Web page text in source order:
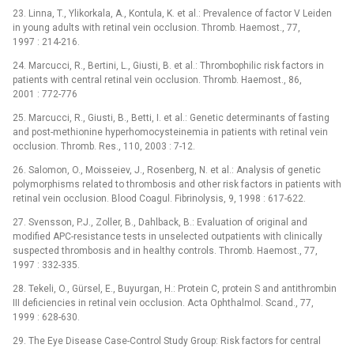
23. Linna, T., Ylikorkala, A., Kontula, K. et al.: Prevalence of factor V Leiden
in young adults with retinal vein occlusion. Thromb. Haemost., 77,
1997 : 214-216.
24. Marcucci, R., Bertini, L., Giusti, B. et al.: Thrombophilic risk factors in
patients with central retinal vein occlusion. Thromb. Haemost., 86,
2001 : 772-776
25. Marcucci, R., Giusti, B., Betti, I. et al.: Genetic determinants of fasting
and post-methionine hyperhomocysteinemia in patients with retinal vein
occlusion. Thromb. Res., 110, 2003 : 7-12.
26. Salomon, O., Moisseiev, J., Rosenberg, N. et al.: Analysis of genetic
polymorphisms related to thrombosis and other risk factors in patients with
retinal vein occlusion. Blood Coagul. Fibrinolysis, 9, 1998 : 617-622.
27. Svensson, P.J., Zoller, B., Dahlback, B.: Evaluation of original and
modified APC-resistance tests in unselected outpatients with clinically
suspected thrombosis and in healthy controls. Thromb. Haemost., 77,
1997 : 332-335.
28. Tekeli, O., Gürsel, E., Buyurgan, H.: Protein C, protein S and antithrombin
III deficiencies in retinal vein occlusion. Acta Ophthalmol. Scand., 77,
1999 : 628-630.
29. The Eye Disease Case-Control Study Group: Risk factors for central